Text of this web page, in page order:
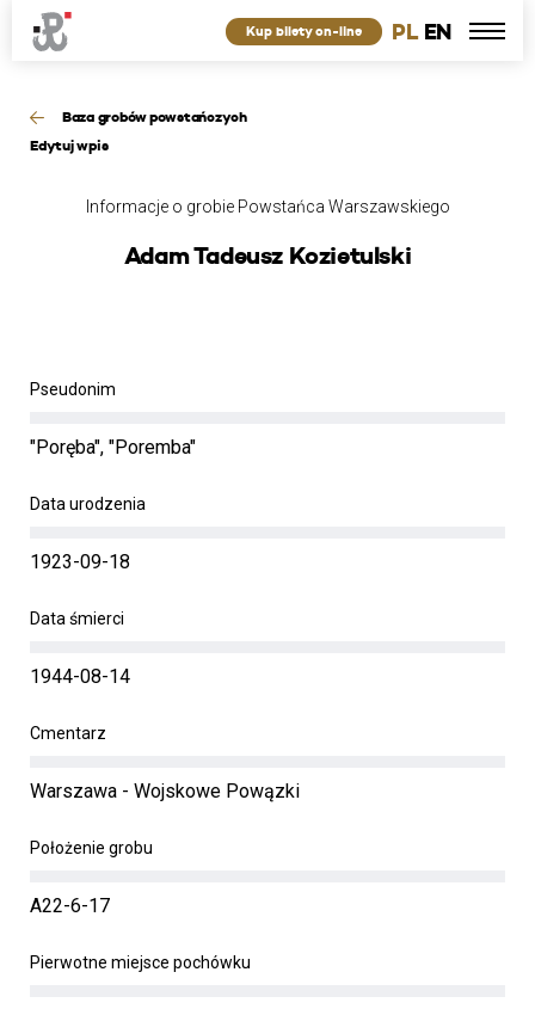
PL EN
Kup bilety on-line
Baza grobów powstańczych
Edytuj wpis
Informacje o grobie Powstańca Warszawskiego
Adam Tadeusz Kozietulski
Pseudonim
"Poręba", "Poremba"
Data urodzenia
1923-09-18
Data śmierci
1944-08-14
Cmentarz
Warszawa - Wojskowe Powązki
Położenie grobu
A22-6-17
Pierwotne miejsce pochówku